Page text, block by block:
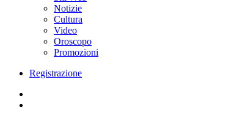
Notizie
Cultura
Video
Oroscopo
Promozioni
Registrazione